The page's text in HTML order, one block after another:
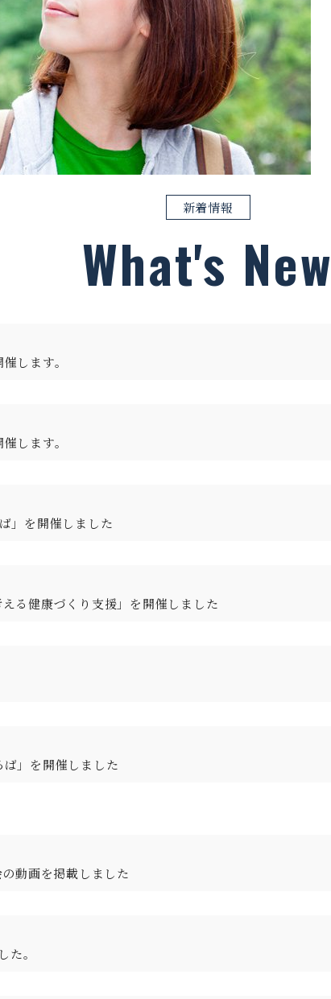
新着情報
What's New
します。
します。
」を開催しました
る健康づくり支援」を開催しました
」を開催しました
動画を掲載しました
。